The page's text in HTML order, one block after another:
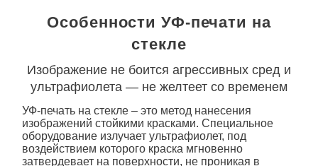
Особенности УФ-печати на
стекле
Изображение не боится агрессивных сред и
ультрафиолета — не желтеет со временем
УФ-печать на стекле– это метод нанесения
изображений стойкими красками. Специальное
оборудование излучает ультрафиолет, под
воздействием которого краска мгновенно
затвердевает на поверхности, не проникая в